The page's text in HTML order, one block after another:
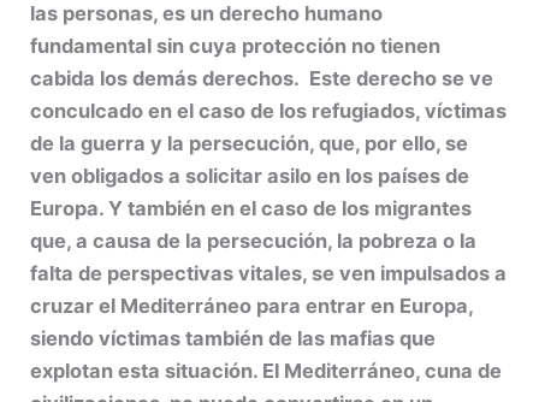
las personas, es un derecho humano
fundamental sin cuya protección no tienen
cabida los demás derechos. Este derecho se ve
conculcado en el caso de los refugiados, víctimas
de la guerra y la persecución, que, por ello, se
ven obligados a solicitar asilo en los países de
Europa. Y también en el caso de los migrantes
que, a causa de la persecución, la pobreza o la
falta de perspectivas vitales, se ven impulsados a
cruzar el Mediterráneo para entrar en Europa,
siendo víctimas también de las mafias que
explotan esta situación. El Mediterráneo, cuna de